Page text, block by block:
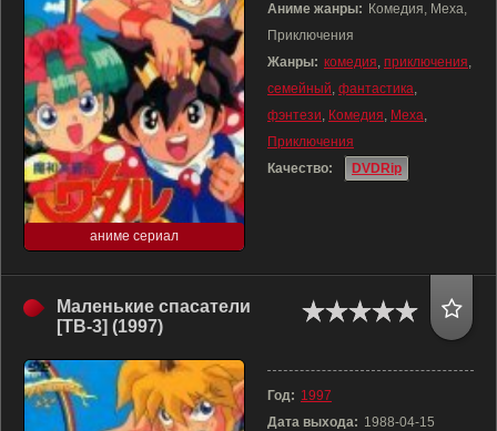
аниме сериал
Аниме жанры: Комедия, Меха,
Приключения
Жанры: комедия, приключения,
семейный, фантастика,
фэнтези, Комедия, Меха,
Приключения
Качество:
DVDRip
Маленькие спасатели
[ТВ-3] (1997)
Год: 1997
Дата выхода: 1988-04-15